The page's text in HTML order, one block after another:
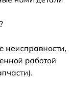
неисправности,
работой